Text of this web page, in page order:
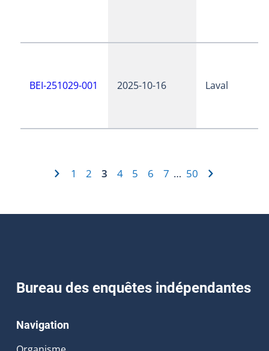
BEI-251029-001 2025-10-16 Laval
1 2 3 4 5 6 7 … 50
Bureau des enquêtes indépendantes
Navigation